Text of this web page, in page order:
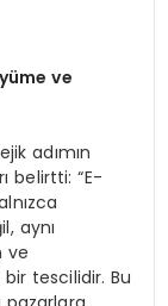
ve
adımın
belirtti: “E-
aynı
ve
tescilidir. Bu